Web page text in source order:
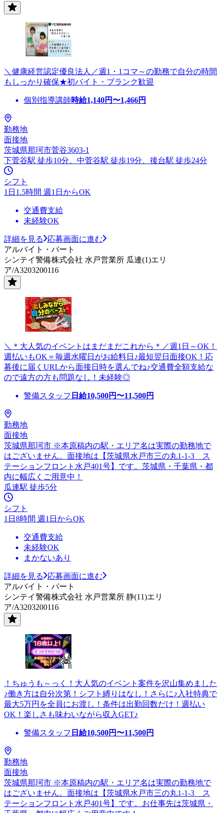
＼健康経営認定優良法人／週1・1コマ～の勤務で自分の時間
もしっかり確保★初バイト・ブランク歓迎
個別指導講師時給1,140円〜1,466円
勤務地
面接地
茨城県那珂市菅谷3603-1
下菅谷駅 徒歩10分、中菅谷駅 徒歩19分、後台駅 徒歩24分
シフト
1日1.5時間 週1日からOK
交通費支給
未経験OK
詳細を見る
応募画面に進む
アルバイト・パート
シンテイ警備株式会社 水戸営業所 瓜連(1)エリ
ア/A3203200116
＼＊大人気のイベントはまだまだこれから＊／週1日～OK！
週払いもOK＝毎週水曜日がお給料日♪最短翌日面接OK！応
募後に届くURLから面接日時を選んでね♪交通費全額支給な
ので遠方の方も問題なし！未経験◎
警備スタッフ 日給10,500円〜11,500円
勤務地
面接地
茨城県那珂市 ※本原稿内の駅・エリア名は実際の勤務地で
はございません。面接地は【茨城県水戸市三の丸1-1-3 ス
テーションフロント水戸401号】です。茨城県・千葉県・都
内に幅広くご用意中！
瓜連駅 徒歩5分
シフト
1日8時間 週1日からOK
交通費支給
未経験OK
まかないあり
詳細を見る
応募画面に進む
アルバイト・パート
シンテイ警備株式会社 水戸営業所 静(11)エリ
ア/A3203200116
！ちゅうも～っく！大人気のイベント案件を沢山集めました
♪働き方は自分次第！シフト縛りはなし！さらに♪入社特典で
最大5万円を全員にお渡し！条件は出勤回数だけ！週払い
OK！楽しさも味わいながら収入GET♪
警備スタッフ 日給10,500円〜11,500円
勤務地
面接地
茨城県那珂市 ※本原稿内の駅・エリア名は実際の勤務地で
はございません。面接地は【茨城県水戸市三の丸1-1-3 ス
テーションフロント水戸401号】です。お仕事先は茨城県・